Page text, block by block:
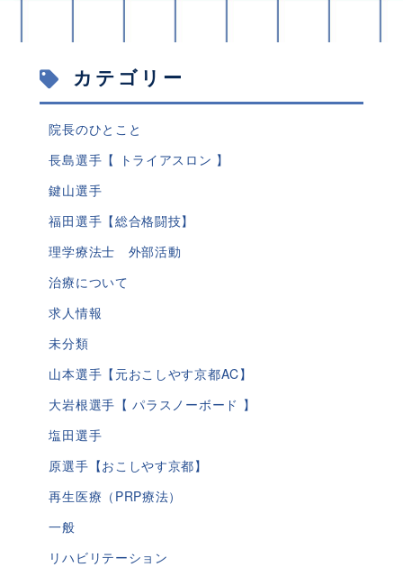
カテゴリー
院長のひとこと
長島選手【 トライアスロン 】
鍵山選手
福田選手【総合格闘技】
理学療法士 外部活動
治療について
求人情報
未分類
山本選手【元おこしやす京都AC】
大岩根選手【 パラスノーボード 】
塩田選手
原選手【おこしやす京都】
再生医療（PRP療法）
一般
リハビリテーション